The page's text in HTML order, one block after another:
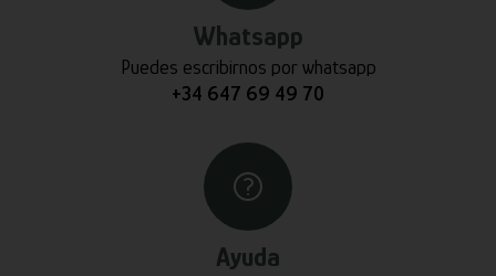
Whatsapp
Puedes escribirnos por whatsapp
+34 647 69 49 70
Ayuda